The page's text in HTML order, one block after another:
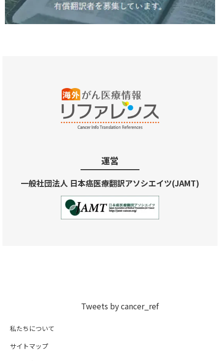
運営
一般社団法人 日本癌医療翻訳アソシエイツ(JAMT)
Tweets by cancer_ref
私たちについて
サイトマップ